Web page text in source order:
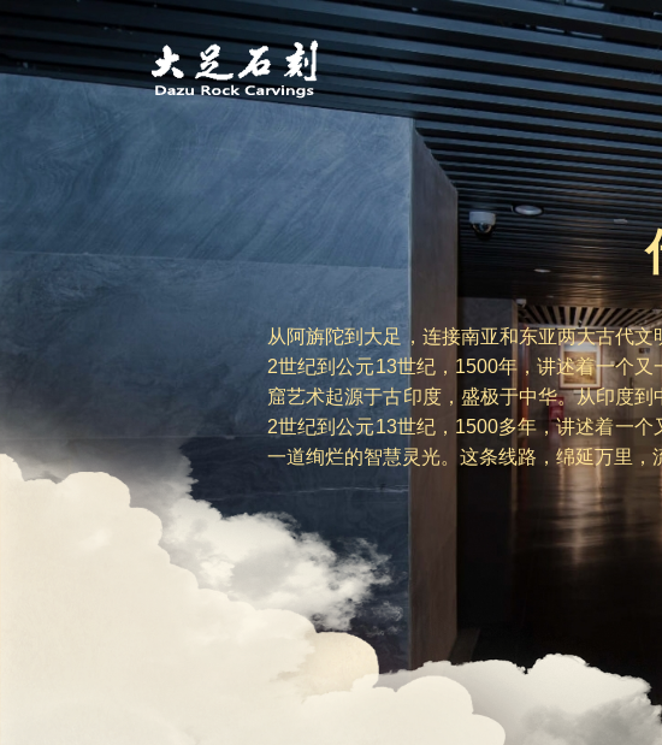
从阿旃陀到大足，连接南亚和东亚两大古代
2世纪到公元13世纪，1500年，讲述着一个
窟艺术起源于古印度，盛极于中华。从印度
2世纪到公元13世纪，1500多年，讲述着一
一道绚烂的智慧灵光。这条线路，绵延万里